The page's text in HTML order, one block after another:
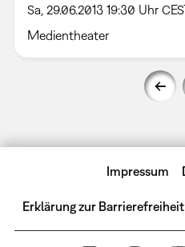
Sa, 29.06.2013 19:30 Uhr
Medientheater
Impressum
Erklärung zur Barrierefreiheit